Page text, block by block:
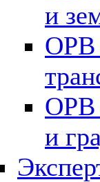
и
ОРВ
ОРВ
и